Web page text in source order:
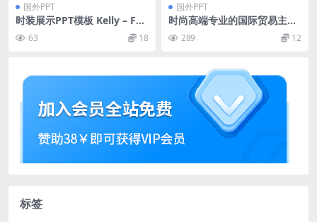
国外PPT
时装展示PPT模板 Kelly – Fas
hion Presentation PowerP
oint Template
63 18
国外PPT
时尚高端专业的国际贸易主题
powerpoint幻灯片演示模板
（pptx）
289 12
标签